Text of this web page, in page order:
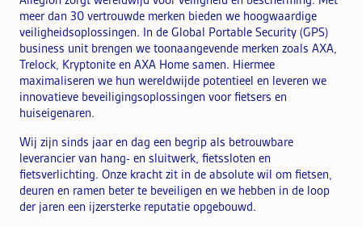
meer dan 30 vertrouwde merken bieden we hoogwaardige
veiligheidsoplossingen. In de Global Portable Security (GPS)
business unit brengen we toonaangevende merken zoals AXA,
Trelock, Kryptonite en AXA Home samen. Hiermee
maximaliseren we hun wereldwijde potentieel en leveren we
innovatieve beveiligingsoplossingen voor fietsers en
huiseigenaren.
Wij zijn sinds jaar en dag een begrip als betrouwbare
leverancier van hang- en sluitwerk, fietssloten en
fietsverlichting. Onze kracht zit in de absolute wil om fietsen,
deuren en ramen beter te beveiligen en we hebben in de loop
der jaren een ijzersterke reputatie opgebouwd.